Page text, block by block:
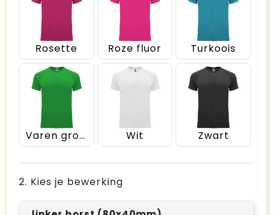
Rosette Roze fluor Turkoois
Varen groen Wit Zwart
2. Kies je bewerking